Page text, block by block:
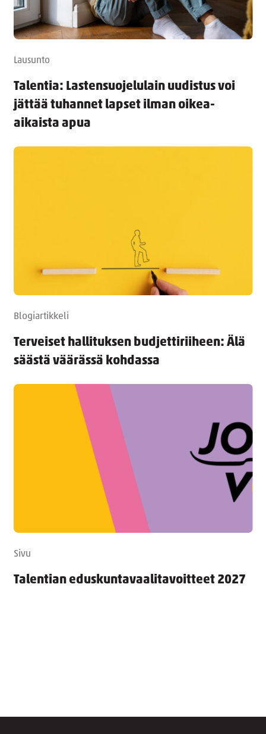
Lausunto
Talentia: Lastensuojelulain uudistus voi
jättää tuhannet lapset ilman oikea-
aikaista apua
Blogiartikkeli
Terveiset hallituksen budjettiriiheen: Älä
säästä väärässä kohdassa
Sivu
Talentian eduskuntavaalitavoitteet 2027